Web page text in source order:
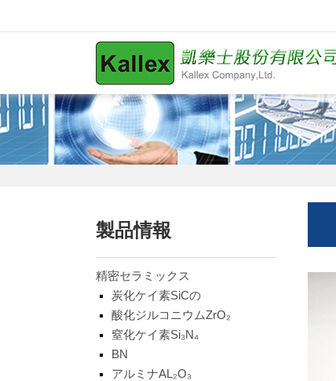
製品情報
精密セラミックス
炭化ケイ素SiCの
酸化ジルコニウムZrO₂
窒化ケイ素Si₃N₄
BN
アルミナAL₂O₃